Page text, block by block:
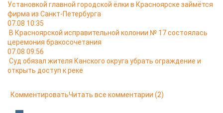
Установкой главной городской ёлки в Красноярске займётся
фирма из Санкт-Петербурга
07.08 10:35
В Красноярской исправительной колонии № 17 состоялась
церемония бракосочетания
07.08 09:56
Суд обязал жителя Канского округа убрать ограждение и
открыть доступ к реке
КомментироватьЧитать все комментарии (2)